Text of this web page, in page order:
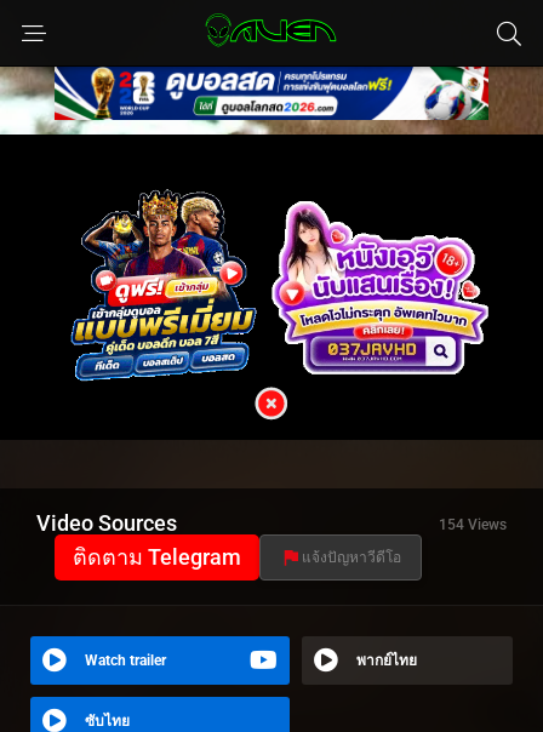
Video Sources 154 Views
ติดตาม Telegram แจ้งปัญหาวีดีโอ
Watch trailer พากย์ไทย
ซับไทย